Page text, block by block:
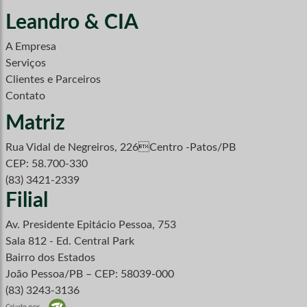
Leandro & CIA
A Empresa
Serviços
Clientes e Parceiros
Contato
Matriz
Rua Vidal de Negreiros, 226Centro -Patos/PB
CEP: 58.700-330
(83) 3421-2339
Filial
Av. Presidente Epitácio Pessoa, 753
Sala 812 - Ed. Central Park
Bairro dos Estados
João Pessoa/PB – CEP: 58039-000
(83) 3243-3136